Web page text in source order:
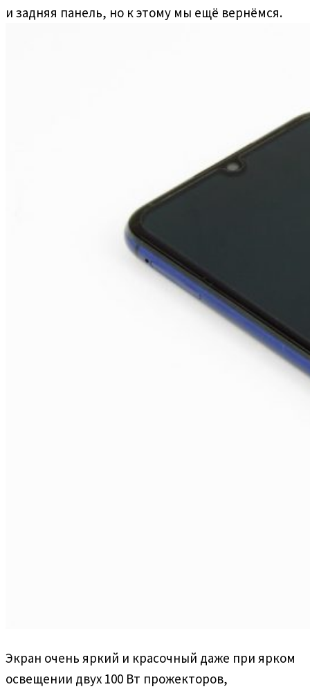
и задняя панель, но к этому мы ещё вернёмся.
Экран очень яркий и красочный даже при ярком
освещении двух 100 Вт прожекторов,